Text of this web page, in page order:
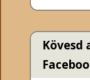
Kövesd